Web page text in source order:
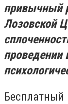
привычный
Лозовской
проведении
Бесплатный